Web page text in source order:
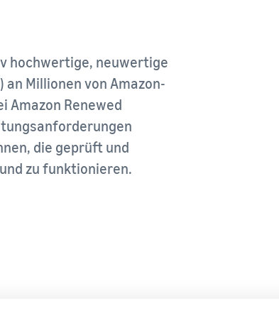
Programmen
hochwertige, neuwertige
Millionen von Amazon-
Amazon Renewed
die geprüft und
zu funktionieren.